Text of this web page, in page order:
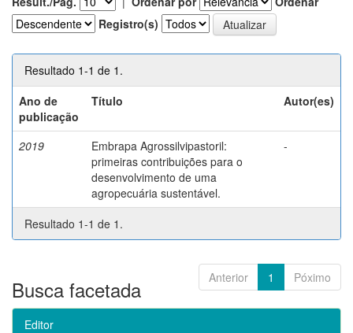
Registro(s)
Resultado 1-1 de 1.
Ano de
publicação
Título Autor(es)
2019
Embrapa Agrossilvipastoril:
primeiras contribuições para o
desenvolvimento de uma
agropecuária sustentável.
-
Resultado 1-1 de 1.
Anterior 1 Póximo
Busca facetada
Editor